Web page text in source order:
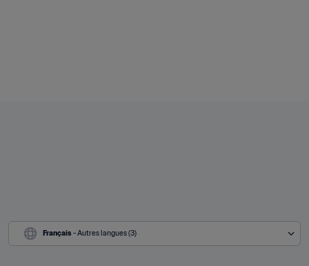
Français - Autres langues (3)